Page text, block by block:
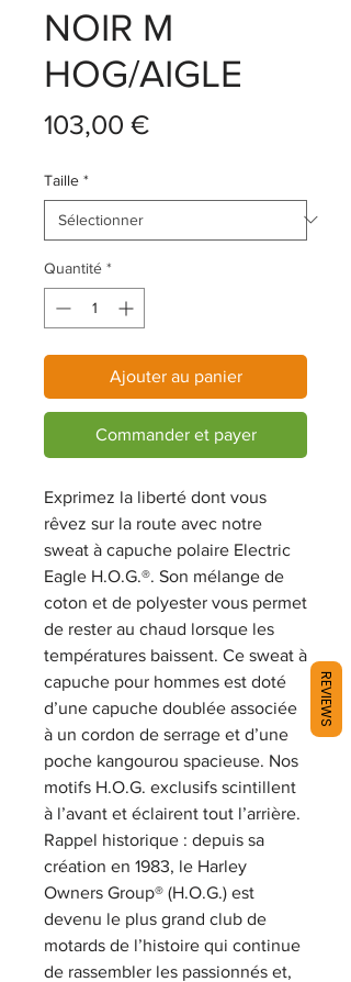
NOIR M
HOG/AIGLE
103,00 €Prix
Taille *
Quantité *
Ajouter au panier
Commander et payer
Exprimez la liberté dont vous
rêvez sur la route avec notre
sweat à capuche polaire Electric
Eagle H.O.G.®. Son mélange de
coton et de polyester vous permet
de rester au chaud lorsque les
températures baissent. Ce sweat à
capuche pour hommes est doté
d’une capuche doublée associée
à un cordon de serrage et d’une
poche kangourou spacieuse. Nos
motifs H.O.G. exclusifs scintillent
à l’avant et éclairent tout l’arrière.
Rappel historique : depuis sa
création en 1983, le Harley
Owners Group® (H.O.G.) est
devenu le plus grand club de
motards de l’histoire qui continue
de rassembler les passionnés et,
REVIEWS